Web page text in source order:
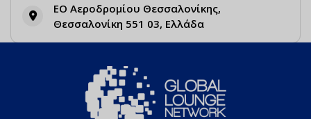
EO Αεροδρομίου Θεσσαλονίκης,
Θεσσαλονίκη 551 03, Ελλάδα